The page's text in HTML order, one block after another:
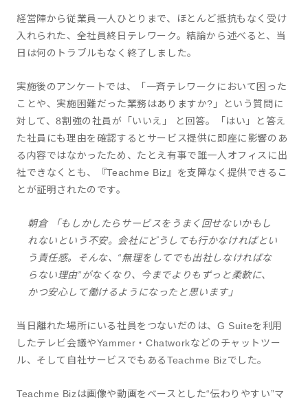
経営陣から従業員一人ひとりまで、ほとんど抵抗もなく受け
入れられた、全社員終日テレワーク。結論から述べると、当
日は何のトラブルもなく終了しました。
実施後のアンケートでは、「一⻫テレワークにおいて困った
ことや、実施困難だった業務はありますか?」という質問に
対して、8割強の社員が「いいえ」 と回答。「はい」と答え
た社員にも理由を確認するとサービス提供に即座に影響のあ
る内容ではなかったため、たとえ有事で誰一人オフィスに出
社できなくとも、『Teachme Biz』を支障なく提供できるこ
とが証明されたのです。
朝倉 「もしかしたらサービスをうまく回せないかもし
れないという不安。会社にどうしても行かなければとい
う責任感。そんな、“無理をしてでも出社しなければな
らない理由”がなくなり、今までよりもずっと柔軟に、
かつ安心して働けるようになったと思います」
当日離れた場所にいる社員をつないだのは、G Suiteを利用
したテレビ会議やYammer・Chatworkなどのチャットツー
ル、そして自社サービスでもあるTeachme Bizでした。
Teachme Bizは画像や動画をベースとした“伝わりやすい”マ